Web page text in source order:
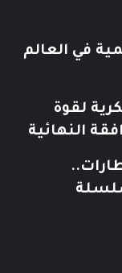
في العالم
لقوة
النهائية